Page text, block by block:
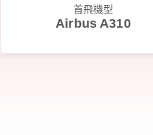
首飛機型
Airbus A310